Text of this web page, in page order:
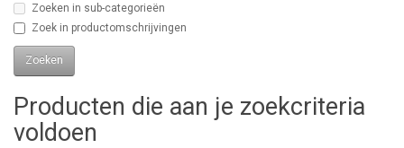
Zoeken in sub-categorieën
Zoek in productomschrijvingen
Producten die aan je zoekcriteria
voldoen